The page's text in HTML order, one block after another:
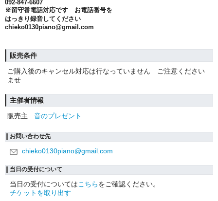
︎092-847-6607
※留守番電話対応です お電話番号を
はっきり録音してください
chieko0130piano@gmail.com
販売条件
ご購入後のキャンセル対応は行なっていません ご注意ください
ませ
主催者情報
販売主
音のプレゼント
お問い合わせ先
chieko0130piano@gmail.com
当日の受付について
当日の受付についてはこちらをご確認ください。
チケットを取り出す